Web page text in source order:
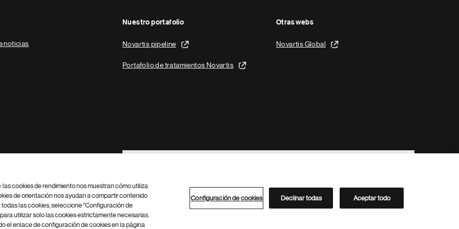
noticias
Nuestro portafolio
Novartis pipeline
Portafolio de tratamientos Novartis
Otras webs
Novartis Global
Footer Site Search
Configuración de cookies Mapa del sitio
Directorio de Novartis
cookies de rendimiento nos muestran cómo utiliza
de orientación nos ayudan a compartir contenido
las cookies, seleccione "Configuración de
utilizar solo las cookies estrictamente necesarias.
el enlace de configuración de cookies en la página
Configuración de cookies Declinar todas Aceptar todo